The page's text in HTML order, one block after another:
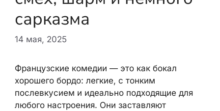
сарказма
14 мая, 2025
Французские комедии — это как бокал
хорошего бордо: легкие, с тонким
послевкусием и идеально подходящие для
любого настроения. Они заставляют